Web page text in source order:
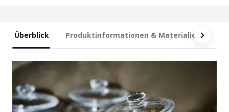
Überblick Produktinformationen & Materialien